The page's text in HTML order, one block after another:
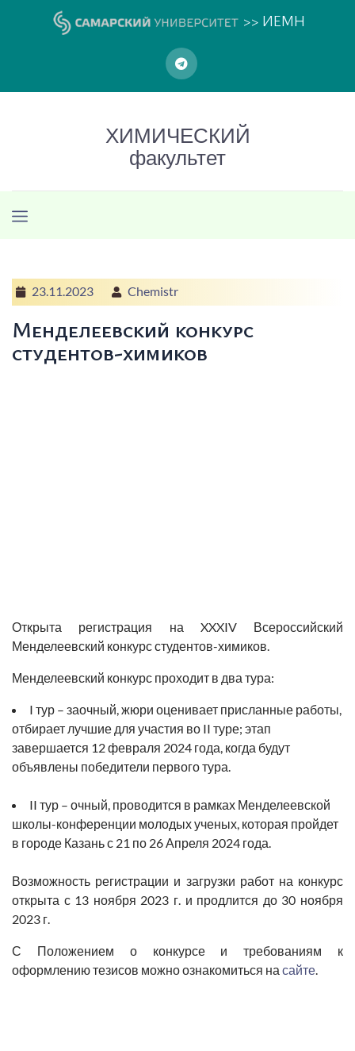
>> ИЕМН
ХИМИЧЕСКИЙ
факультет
23.11.2023 Chemistr
Менделеевский конкурс
студентов-химиков
Открыта регистрация на XXXIV Всероссийский
Менделеевский конкурс студентов-химиков.
Менделеевский конкурс проходит в два тура:
I тур – заочный, жюри оценивает присланные работы,
отбирает лучшие для участия во II туре; этап
завершается 12 февраля 2024 года, когда будут
объявлены победители первого тура.
II тур – очный, проводится в рамках Менделеевской
школы-конференции молодых ученых, которая пройдет
в городе Казань с 21 по 26 Апреля 2024 года.
Возможность регистрации и загрузки работ на конкурс
открыта с 13 ноября 2023 г. и продлится до 30 ноября
2023 г.
С Положением о конкурсе и требованиям к
оформлению тезисов можно ознакомиться на сайте.